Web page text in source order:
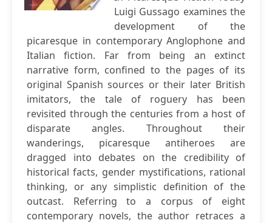
Luigi Gussago examines the
development of the
picaresque in contemporary Anglophone and
Italian fiction. Far from being an extinct
narrative form, confined to the pages of its
original Spanish sources or their later British
imitators, the tale of roguery has been
revisited through the centuries from a host of
disparate angles. Throughout their
wanderings, picaresque antiheroes are
dragged into debates on the credibility of
historical facts, gender mystifications, rational
thinking, or any simplistic definition of the
outcast. Referring to a corpus of eight
contemporary novels, the author retraces a